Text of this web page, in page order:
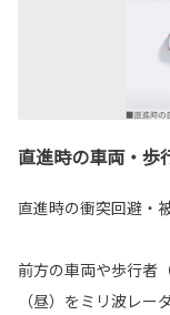
直進時の車両・歩
直進時の衝突回避・
前方の車両や歩行者
（昼）をミリ波レ